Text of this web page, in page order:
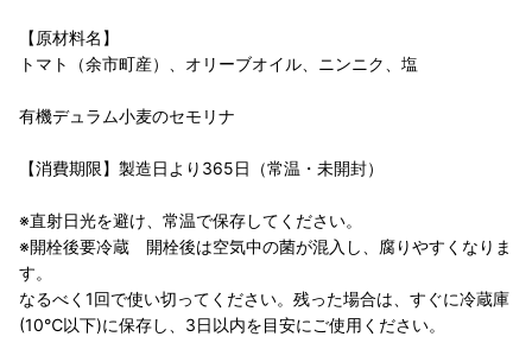
【原材料名】
トマト（余市町産）、オリーブオイル、ニンニク、塩
有機デュラム小麦のセモリナ
【消費期限】製造日より365日（常温・未開封）
※直射日光を避け、常温で保存してください。
※開栓後要冷蔵 開栓後は空気中の菌が混入し、腐りやすくなりま
す。
なるべく1回で使い切ってください。残った場合は、すぐに冷蔵庫
(10℃以下)に保存し、3日以内を目安にご使用ください。